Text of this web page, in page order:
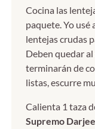
Cocina las
paquete. Yo
lentejas crudas
Deben quedar
terminarán de
listas, escurre
Calienta 1 taza
Supremo